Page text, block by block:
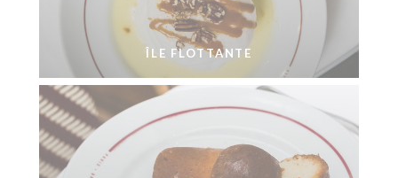
ÎLE FLOTTANTE